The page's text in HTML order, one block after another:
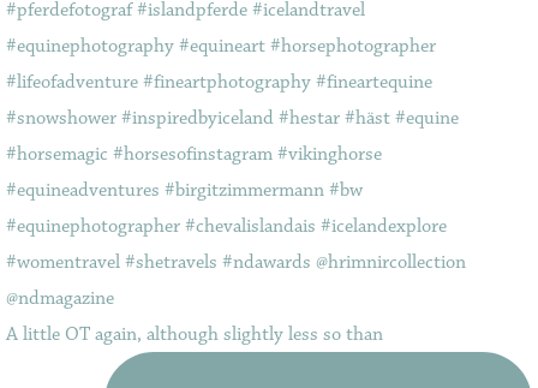
A little OT again, although slightly less so than